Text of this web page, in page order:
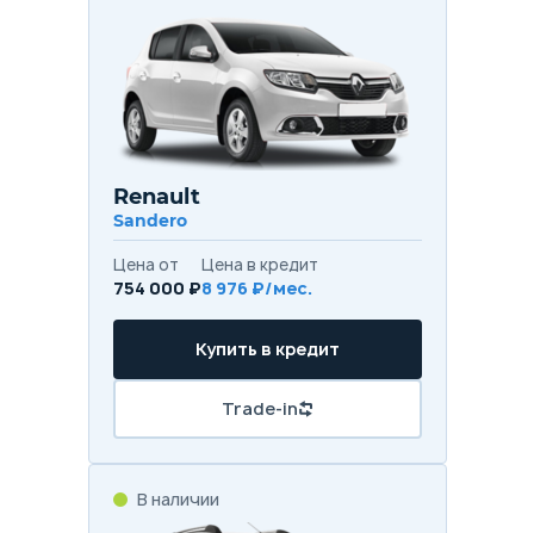
Renault
Sandero
Цена от
754 000 ₽
Цена в кредит
8 976 ₽/мес.
Купить в кредит
Trade-in
В наличии